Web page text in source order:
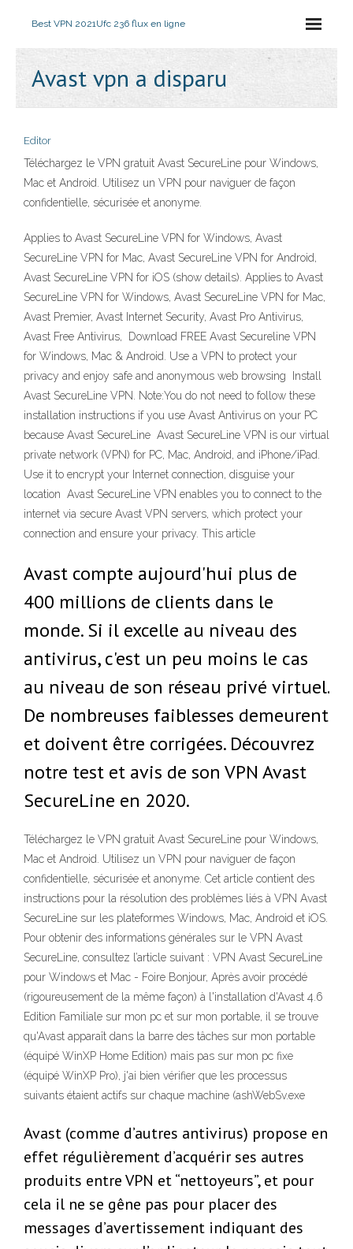
Best VPN 2021Ufc 236 flux en ligne
Avast vpn a disparu
Editor
Téléchargez le VPN gratuit Avast SecureLine pour Windows,
Mac et Android. Utilisez un VPN pour naviguer de façon
confidentielle, sécurisée et anonyme.
Applies to Avast SecureLine VPN for Windows, Avast
SecureLine VPN for Mac, Avast SecureLine VPN for Android,
Avast SecureLine VPN for iOS (show details). Applies to Avast
SecureLine VPN for Windows, Avast SecureLine VPN for Mac,
Avast Premier, Avast Internet Security, Avast Pro Antivirus,
Avast Free Antivirus, Download FREE Avast Secureline VPN
for Windows, Mac & Android. Use a VPN to protect your
privacy and enjoy safe and anonymous web browsing Install
Avast SecureLine VPN. Note:You do not need to follow these
installation instructions if you use Avast Antivirus on your PC
because Avast SecureLine Avast SecureLine VPN is our virtual
private network (VPN) for PC, Mac, Android, and iPhone/iPad.
Use it to encrypt your Internet connection, disguise your
location Avast SecureLine VPN enables you to connect to the
internet via secure Avast VPN servers, which protect your
connection and ensure your privacy. This article
Avast compte aujourd'hui plus de
400 millions de clients dans le
monde. Si il excelle au niveau des
antivirus, c'est un peu moins le cas
au niveau de son réseau privé virtuel.
De nombreuses faiblesses demeurent
et doivent être corrigées. Découvrez
notre test et avis de son VPN Avast
SecureLine en 2020.
Téléchargez le VPN gratuit Avast SecureLine pour Windows,
Mac et Android. Utilisez un VPN pour naviguer de façon
confidentielle, sécurisée et anonyme. Cet article contient des
instructions pour la résolution des problèmes liés à VPN Avast
SecureLine sur les plateformes Windows, Mac, Android et iOS.
Pour obtenir des informations générales sur le VPN Avast
SecureLine, consultez l’article suivant : VPN Avast SecureLine
pour Windows et Mac - Foire Bonjour, Après avoir procédé
(rigoureusement de la même façon) à l'installation d'Avast 4.6
Edition Familiale sur mon pc et sur mon portable, il se trouve
qu'Avast apparaît dans la barre des tâches sur mon portable
(équipé WinXP Home Edition) mais pas sur mon pc fixe
(équipé WinXP Pro), j'ai bien vérifier que les processus
suivants étaient actifs sur chaque machine (ashWebSv.exe
Avast (comme d’autres antivirus) propose en
effet régulièrement d’acquérir ses autres
produits entre VPN et “nettoyeurs”, et pour
cela il ne se gêne pas pour placer des
messages d’avertissement indiquant des